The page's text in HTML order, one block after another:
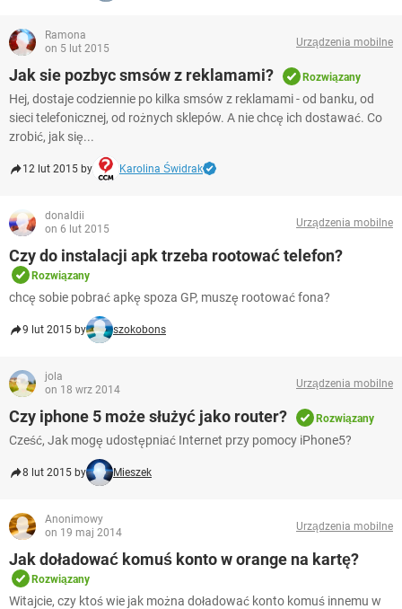
Ramona
on 5 lut 2015
Urządzenia mobilne
Jak sie pozbyc smsów z reklamami? Rozwiązany
Hej, dostaje codziennie po kilka smsów z reklamami - od banku, od
sieci telefonicznej, od rożnych sklepów. A nie chcę ich dostawać. Co
zrobić, jak się...
12 lut 2015 by Karolina Świdrak
donaldii
on 6 lut 2015
Urządzenia mobilne
Czy do instalacji apk trzeba rootować telefon?
Rozwiązany
chcę sobie pobrać apkę spoza GP, muszę rootować fona?
9 lut 2015 by szokobons
jola
on 18 wrz 2014
Urządzenia mobilne
Czy iphone 5 może służyć jako router? Rozwiązany
Cześć, Jak mogę udostępniać Internet przy pomocy iPhone5?
8 lut 2015 by Mieszek
Anonimowy
on 19 maj 2014
Urządzenia mobilne
Jak doładować komuś konto w orange na kartę?
Rozwiązany
Witajcie, czy ktoś wie jak można doładować konto komuś innemu w